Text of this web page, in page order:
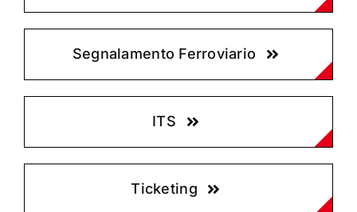
Segnalamento Ferroviario
ITS
Ticketing